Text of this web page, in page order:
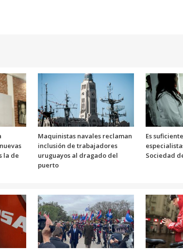
la de
Maquinistas navales reclaman
inclusión de trabajadores
uruguayos al dragado del
puerto
Es
Sociedad